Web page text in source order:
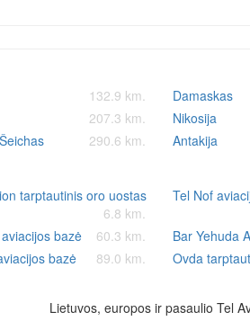
132.9 km. Damaskas
207.3 km. Nikosija
290.6 km. Antakija
tarptautinis oro uostas
6.8 km.
Tel Nof
bazė 60.3 km. Bar Yehuda
bazė
89.0 km.
Ovda
Lietuvos, europos ir pasaulio Tel